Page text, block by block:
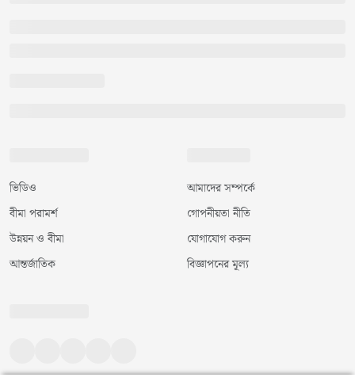
ভিডিও
বীমা পরামর্শ
উন্নয়ন ও বীমা
আন্তর্জাতিক
আমাদের সম্পর্কে
গোপনীয়তা নীতি
যোগাযোগ করুন
বিজ্ঞাপনের মূল্য